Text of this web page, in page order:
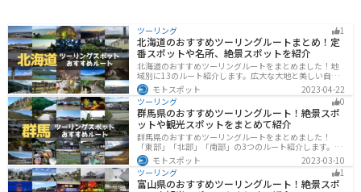
ツーリング 1
北海道のおすすめツーリングルートまとめ！定
番スポットや名所、絶景スポットを紹介
北海道のおすすめツーリングルートをまとめました！地
域別に13のルート紹介します。広大な大地と美しい自然
が広がり、四季折々の魅力を楽しめる観光スポットが数
多くあります。バイクで北海道にツーリングに行く際は
参考にしてください。
モトスポット
2023-04-22
ツーリング
0
群馬県のおすすめツーリングルート！絶景スポ
ットや観光スポットをまとめて紹介
群馬県のおすすめツーリングルートをまとめました！
「東部」「北部」「南部」の3つのルート紹介します。草
津温泉や伊香保温泉など全国でも有名な温泉や豊かな自
然を満喫するツーリングができます。バイクで群馬県に
ツーリングに行く際は参考にしてください。
モトスポット
2023-03-10
ツーリング
1
富山県のおすすめツーリングルート！絶景スポ